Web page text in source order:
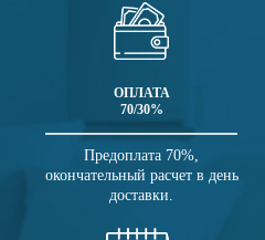
ОПЛАТА
70/30%
Предоплата 70%,
окончательный расчет в день
доставки.